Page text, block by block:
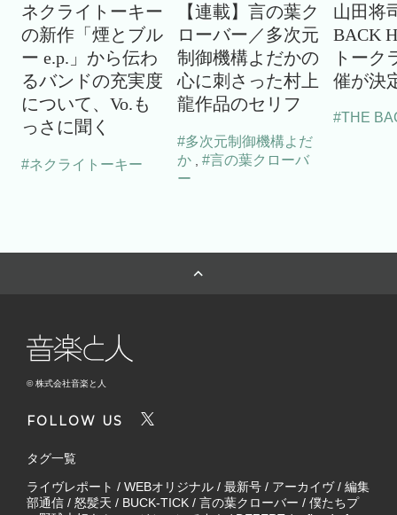
ネクライトーキー
の新作「煙とブル
ー e.p.」から伝わ
るバンドの充実度
について、Vo.も
っさに聞く
#ネクライトーキー
【連載】言の葉ク
ローバー／多次元
制御機構よだかの
心に刺さった村上
龍作品のセリフ
#多次元制御機構よだ
か
#言の葉クローバ
ー
山田将
BACK
トーク
催が決
#THE
© 株式会社音楽と人
FOLLOW US
タグ一覧
ライヴレポート / WEBオリジナル / 最新号 / アーカイヴ/ 編集
部通信 / 怒髪天 / BUCK-TICK / 言の葉クローバー / 僕たちプ